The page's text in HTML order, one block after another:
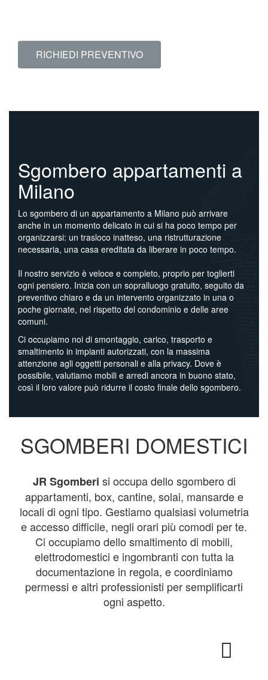
RICHIEDI PREVENTIVO
Sgombero appartamenti a
Milano
Lo sgombero di un appartamento a Milano può arrivare
anche in un momento delicato in cui si ha poco tempo per
organizzarsi: un trasloco inatteso, una ristrutturazione
necessaria, una casa ereditata da liberare in poco tempo.
Il nostro servizio è veloce e completo, proprio per toglierti
ogni pensiero. Inizia con un sopralluogo gratuito, seguito da
preventivo chiaro e da un intervento organizzato in una o
poche giornate, nel rispetto del condominio e delle aree
comuni.
Ci occupiamo noi di smontaggio, carico, trasporto e
smaltimento in impianti autorizzati, con la massima
attenzione agli oggetti personali e alla privacy. Dove è
possibile, valutiamo mobili e arredi ancora in buono stato,
così il loro valore può ridurre il costo finale dello sgombero.
SGOMBERI DOMESTICI
JR Sgomberi si occupa dello sgombero di
appartamenti, box, cantine, solai, mansarde e
locali di ogni tipo. Gestiamo qualsiasi volumetria
e accesso difficile, negli orari più comodi per te.
Ci occupiamo dello smaltimento di mobili,
elettrodomestici e ingombranti con tutta la
documentazione in regola, e coordiniamo
permessi e altri professionisti per semplificarti
ogni aspetto.